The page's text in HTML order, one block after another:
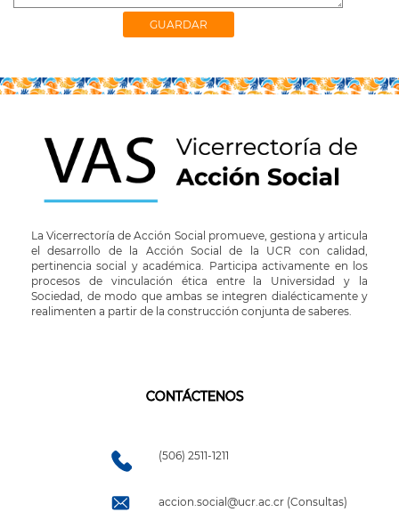
La Vicerrectoría de Acción Social promueve, gestiona y articula
el desarrollo de la Acción Social de la UCR con calidad,
pertinencia social y académica. Participa activamente en los
procesos de vinculación ética entre la Universidad y la
Sociedad, de modo que ambas se integren dialécticamente y
realimenten a partir de la construcción conjunta de saberes.
CONTÁCTENOS
(506) 2511-1211
accion.social@ucr.ac.cr (Consultas)